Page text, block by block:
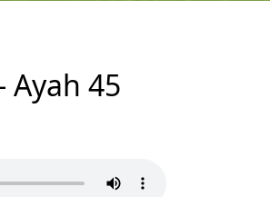
Ayah 45